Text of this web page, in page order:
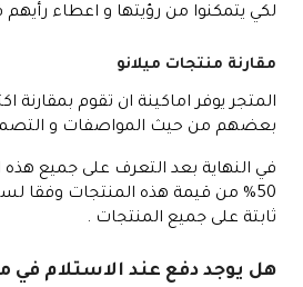
لكي يتمكنوا من رؤيتها و اعطاء
مقارنة منتجات ميلانو
المتجر يوفر اماكينة ان تقوم
بعضهم من حيث المواصفات و
50% من قيمة هذه المنتجات
ثابتة على جميع المنتجات .
هل يوجد دفع عند الاستلام في